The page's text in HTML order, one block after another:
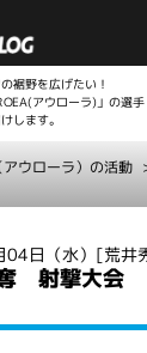
裾野を広げたい！
アウローラ)」の選手
します。
ウローラ）の活動
日（水） [荒井
射撃大会